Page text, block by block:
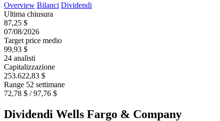
Overview Bilanci Dividendi
Ultima chiusura
87,25 $
07/08/2026
Target price medio
99,93 $
24 analisti
Capitalizzazione
253.622,83 $
Range 52 settimane
72,78 $ / 97,76 $
Dividendi Wells Fargo & Company